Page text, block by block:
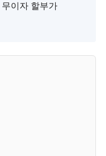
이자 할부가